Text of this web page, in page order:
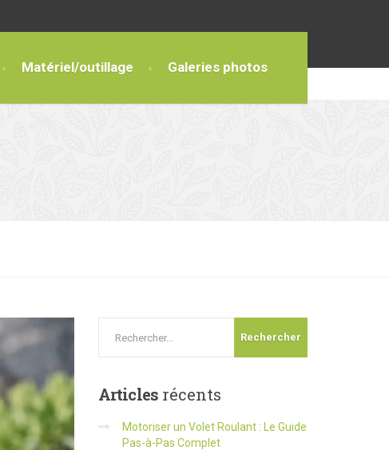
Matériel/outillage Galeries photos
Articles récents
Motoriser un Volet Roulant : Le Guide
Pas-à-Pas Complet